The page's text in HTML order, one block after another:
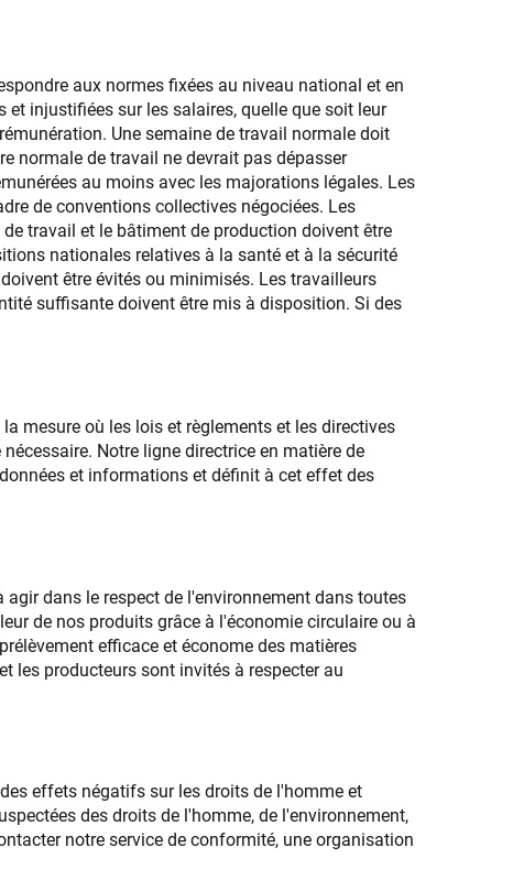
aux normes fixées au niveau national et en
injustifiées sur les salaires, quelle que soit leur
Une semaine de travail normale doit
normale de travail ne devrait pas dépasser
au moins avec les majorations légales. Les
de conventions collectives négociées. Les
travail et le bâtiment de production doivent être
nationales relatives à la santé et à la sécurité
être évités ou minimisés. Les travailleurs
suffisante doivent être mis à disposition. Si des
mesure où les lois et règlements et les directives
Notre ligne directrice en matière de
et informations et définit à cet effet des
dans le respect de l'environnement dans toutes
de nos produits grâce à l'économie circulaire ou à
efficace et économe des matières
les producteurs sont invités à respecter au
effets négatifs sur les droits de l'homme et
des droits de l'homme, de l'environnement,
notre service de conformité, une organisation